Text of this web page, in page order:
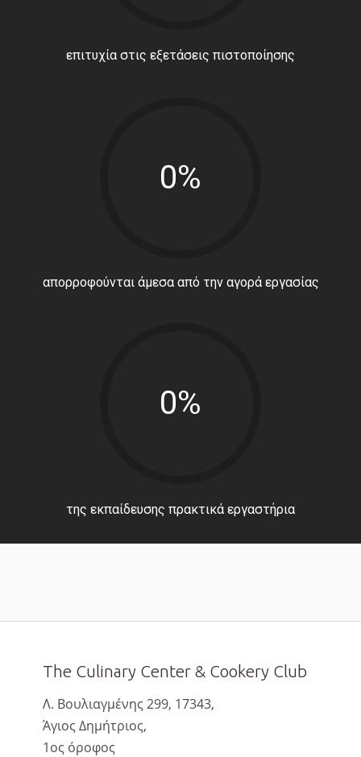
επιτυχία στις εξετάσεις πιστοποίησης
0%
απορροφούνται άμεσα από την αγορά εργασίας
0%
της εκπαίδευσης πρακτικά εργαστήρια
The Culinary Center & Cookery Club
Λ. Βουλιαγμένης 299, 17343,
Άγιος Δημήτριος,
1ος όροφος